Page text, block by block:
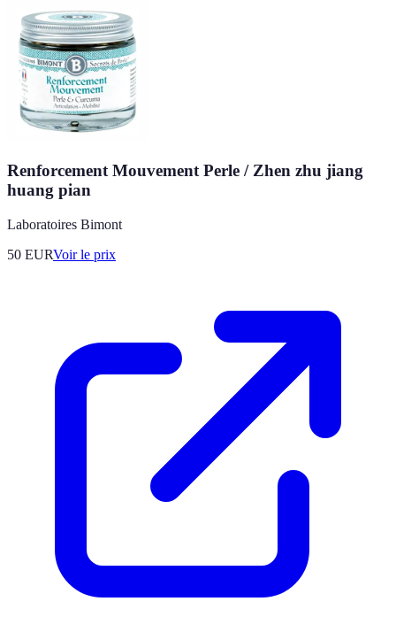
Renforcement Mouvement Perle / Zhen zhu jiang
huang pian
Laboratoires Bimont
50 EURVoir le prix